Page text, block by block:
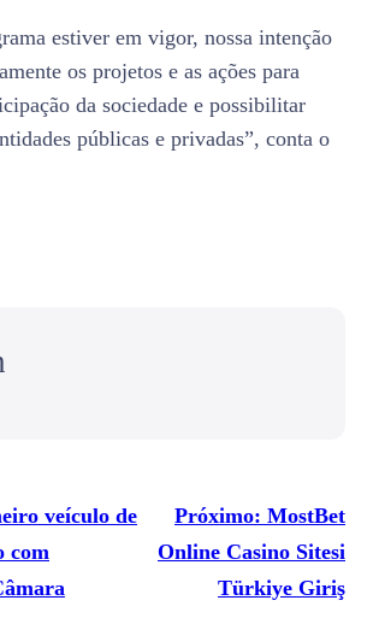
estiver em vigor, nossa intenção
os projetos e as ações para
da sociedade e possibilitar
públicas e privadas”, conta o
veículo de
com
Próximo: MostBet
Online Casino Sitesi
Türkiye Giriş